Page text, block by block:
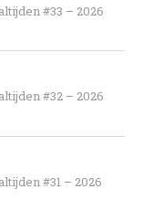
#33 – 2026
#32 – 2026
#31 – 2026